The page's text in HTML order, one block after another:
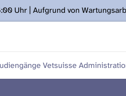
Uhr | Aufgrund von
Vetsuisse